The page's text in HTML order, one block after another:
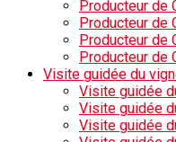
Producteur de
Producteur de
Producteur de
Producteur de
Visite guidée du
Visite guidée
Visite guidée
Visite guidée